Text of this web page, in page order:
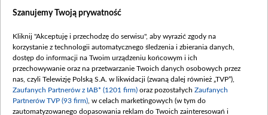
Dostępność
Procedura zgłoszeń wewnętrznych
Szanujemy Twoją prywatność
Kliknij "Akceptuję i przechodzę do serwisu", aby wyrazić zgody na
korzystanie z technologii automatycznego śledzenia i zbierania danych,
dostęp do informacji na Twoim urządzeniu końcowym i ich
przechowywanie oraz na przetwarzanie Twoich danych osobowych przez
nas, czyli Telewizję Polską S.A. w likwidacji (zwaną dalej również „TVP”),
Zaufanych Partnerów z IAB* (1201 firm) oraz pozostałych Zaufanych
Partnerów TVP (93 firm) , w celach marketingowych (w tym do
zautomatyzowanego dopasowania reklam do Twoich zainteresowań i